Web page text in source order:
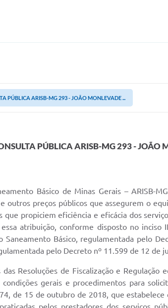
PÚBLICA ARISB-MG 293 - JOÃO MONLEVADE ...
PÚBLICA ARISB-MG 293 - JOÃO
Básico de Minas Gerais –
outros preços públicos que assegurem o
propiciem eficiência e eficácia dos
atribuição, conforme disposto no
Básico, regulamentada pelo
pelo Decreto nº 11.599 de 12 de
Resoluções de Fiscalização e Regulação
gerais e procedimentos para
de 15 de outubro de 2018, que